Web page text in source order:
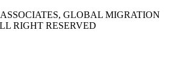
GLOBAL MIGRATION
RIGHT RESERVED